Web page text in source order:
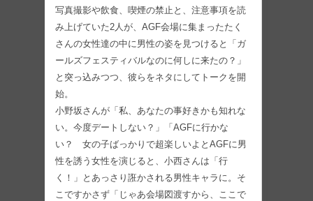
写真撮影や飲食、喫煙の禁止と、注意事項を読
み上げていた2人が、AGF会場に集まったたく
さんの女性達の中に男性の姿を見つけると「ガ
ールズフェスティバルなのに何しに来たの？」
と突っ込みつつ、彼らをネタにしてトークを開
始。
小野坂さんが「私、あなたの事好きかも知れな
い。今度デートしない？」「AGFに行かな
い？ 女の子ばっかりで超楽しいよとAGFに男
性を誘う女性を演じると、小西さんは「行
く！」とあっさり誑かされる男性キャラに。そ
こですかさず「じゃあ会場図渡すから、ここで